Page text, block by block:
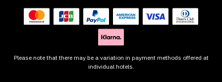
Please note that there may be a variation in payment methods offered at
individual hotels.